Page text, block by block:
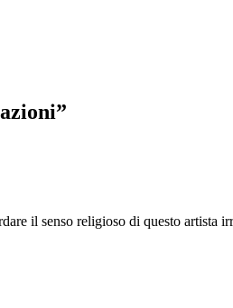
il senso religioso di questo artista